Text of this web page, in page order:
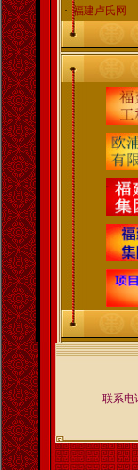
·福建卢氏网
联系电